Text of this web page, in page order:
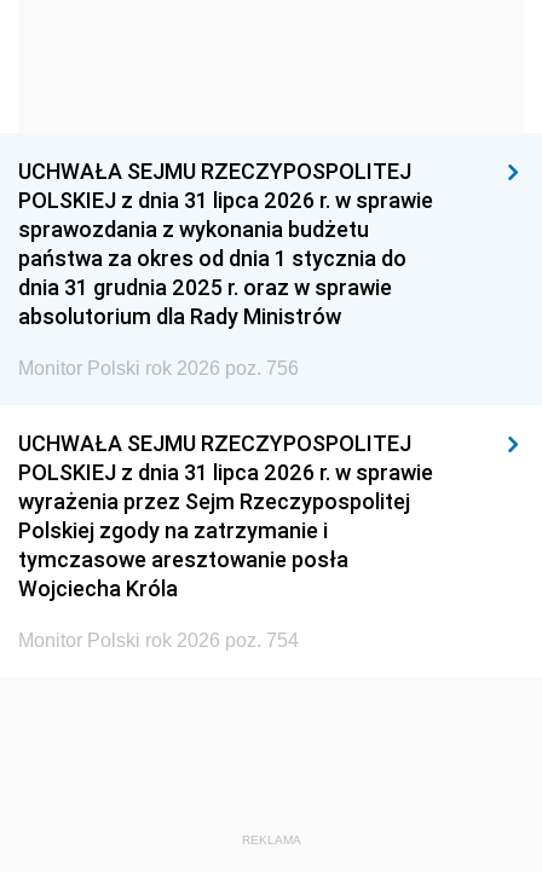
1939 1938 1937
1936 1930
UCHWAŁA SEJMU RZECZYPOSPOLITEJ
POLSKIEJ z dnia 31 lipca 2026 r. w sprawie
sprawozdania z wykonania budżetu
państwa za okres od dnia 1 stycznia do
dnia 31 grudnia 2025 r. oraz w sprawie
absolutorium dla Rady Ministrów
Monitor Polski rok 2026 poz. 756
UCHWAŁA SEJMU RZECZYPOSPOLITEJ
POLSKIEJ z dnia 31 lipca 2026 r. w sprawie
wyrażenia przez Sejm Rzeczypospolitej
Polskiej zgody na zatrzymanie i
tymczasowe aresztowanie posła
Wojciecha Króla
Monitor Polski rok 2026 poz. 754
REKLAMA